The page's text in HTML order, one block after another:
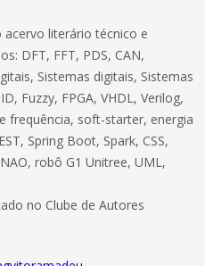
literário técnico e
DFT, FFT, PDS, CAN,
Sistemas digitais, Sistemas
Fuzzy, FPGA, VHDL, Verilog,
frequência, soft-starter, energia
Spring Boot, Spark, CSS,
robô G1 Unitree, UML,
no Clube de Autores